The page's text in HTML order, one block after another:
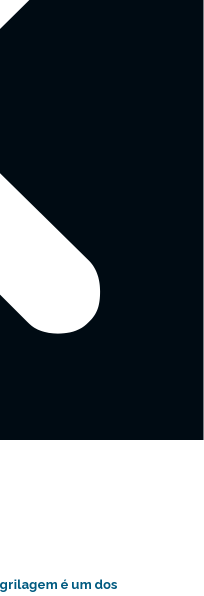
é um dos